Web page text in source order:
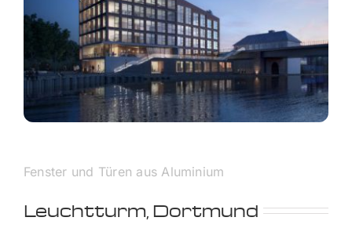
Fenster und Türen aus Aluminium
Leuchtturm, Dortmund